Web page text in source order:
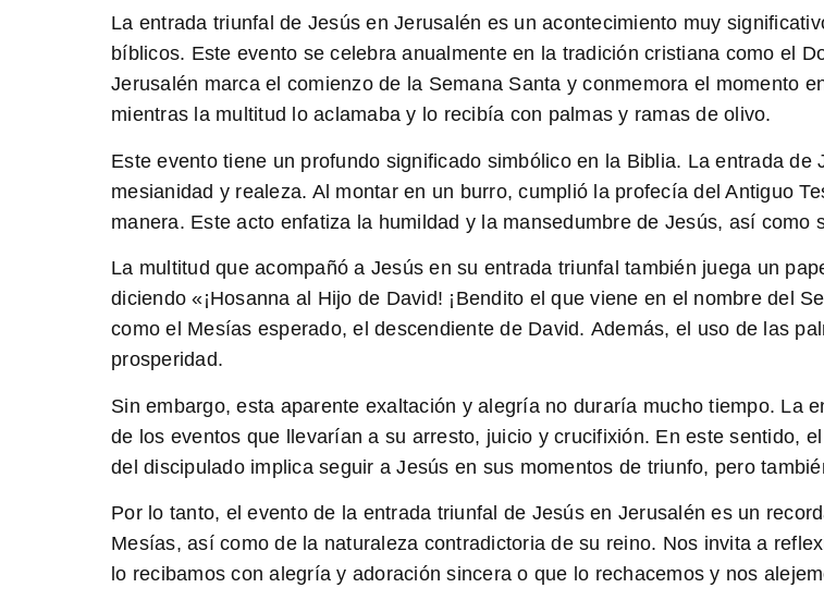
La entrada triunfal de Jesús en Jerusalén es un acontecimiento muy
bíblicos. Este evento se celebra anualmente en la tradición cristiana como el
Jerusalén marca el comienzo de la Semana Santa y conmemora el momento
mientras la multitud lo aclamaba y lo recibía con palmas y ramas de olivo.
Este evento tiene un profundo significado simbólico en la Biblia. La entrada
mesianidad y realeza. Al montar en un burro, cumplió la profecía del Antiguo
manera. Este acto enfatiza la humildad y la mansedumbre de Jesús, así como
La multitud que acompañó a Jesús en su entrada triunfal también juega un
diciendo «¡Hosanna al Hijo de David! ¡Bendito el que viene en el nombre del
como el Mesías esperado, el descendiente de David. Además, el uso de las
prosperidad.
Sin embargo, esta aparente exaltación y alegría no duraría mucho tiempo. La
de los eventos que llevarían a su arresto, juicio y crucifixión. En este sentido,
del discipulado implica seguir a Jesús en sus momentos de triunfo, pero
Por lo tanto, el evento de la entrada triunfal de Jesús en Jerusalén es un
Mesías, así como de la naturaleza contradictoria de su reino. Nos invita a
lo recibamos con alegría y adoración sincera o que lo rechacemos y nos